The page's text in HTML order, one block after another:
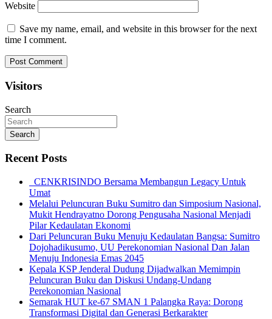
Website
Save my name, email, and website in this browser for the next
time I comment.
Visitors
Search
Search
Recent Posts
CENKRISINDO Bersama Membangun Legacy Untuk
Umat
Melalui Peluncuran Buku Sumitro dan Simposium Nasional,
Mukit Hendrayatno Dorong Pengusaha Nasional Menjadi
Pilar Kedaulatan Ekonomi
Dari Peluncuran Buku Menuju Kedaulatan Bangsa: Sumitro
Dojohadikusumo, UU Perekonomian Nasional Dan Jalan
Menuju Indonesia Emas 2045
Kepala KSP Jenderal Dudung Dijadwalkan Memimpin
Peluncuran Buku dan Diskusi Undang-Undang
Perekonomian Nasional
Semarak HUT ke-67 SMAN 1 Palangka Raya: Dorong
Transformasi Digital dan Generasi Berkarakter